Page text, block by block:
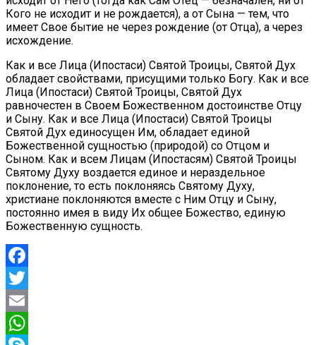
Кого не исходит и не рождается), а от Сына — тем, что
имеет Свое бытие не через рождение (от Отца), а через
исхождение.
Как и все Лица (Ипостаси) Святой Троицы, Святой Дух
обладает свойствами, присущими только Богу. Как и все
Лица (Ипостаси) Святой Троицы, Святой Дух
равночестен в Своем Божественном достоинстве Отцу
и Сыну. Как и все Лица (Ипостаси) Святой Троицы
Святой Дух единосущен Им, обладает единой
Божественной сущностью (природой) со Отцом и
Сыном. Как и всем Лицам (Ипостасям) Святой Троицы
Святому Духу воздается единое и нераздельное
поклонение, то есть поклоняясь Святому Духу,
христиане поклоняются вместе с Ним Отцу и Сыну,
постоянно имея в виду Их общее Божество, единую
Божественную сущность.
Facebook
Twitter
Email